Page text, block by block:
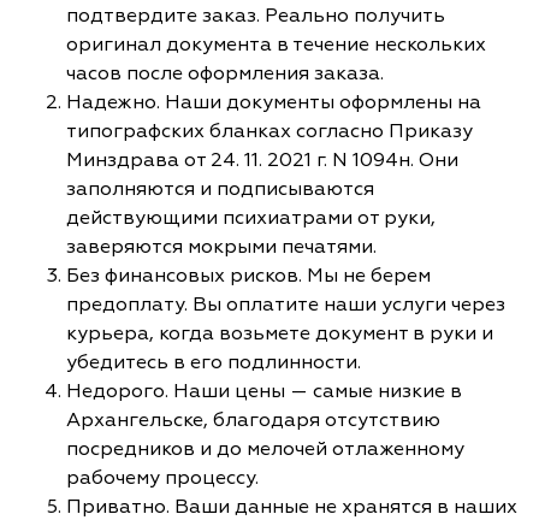
подтвердите заказ. Реально получить
оригинал документа в течение нескольких
часов после оформления заказа.
Надежно. Наши документы оформлены на
типографских бланках согласно Приказу
Минздрава от 24. 11. 2021 г. N 1094н. Они
заполняются и подписываются
действующими психиатрами от руки,
заверяются мокрыми печатями.
Без финансовых рисков. Мы не берем
предоплату. Вы оплатите наши услуги через
курьера, когда возьмете документ в руки и
убедитесь в его подлинности.
Недорого. Наши цены — самые низкие в
Архангельске, благодаря отсутствию
посредников и до мелочей отлаженному
рабочему процессу.
Приватно. Ваши данные не хранятся в наших